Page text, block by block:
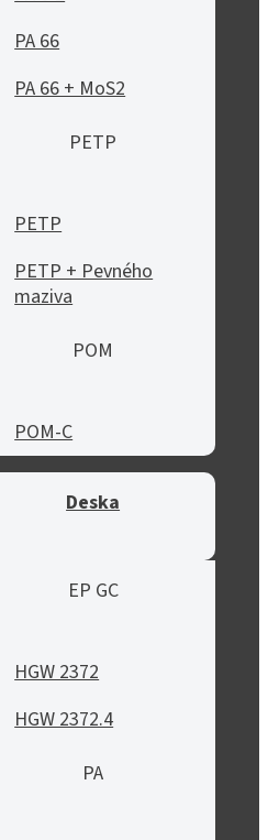
PA 66
PA 66 + MoS2
PETP
PETP
PETP + Pevného
maziva
POM
POM-C
Deska
EP GC
HGW 2372
HGW 2372.4
PA